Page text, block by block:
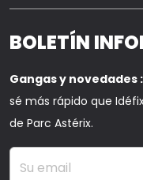
BOLETÍN
Gangas y novedades :
sé más rápido que
de Parc Astérix.
Su email